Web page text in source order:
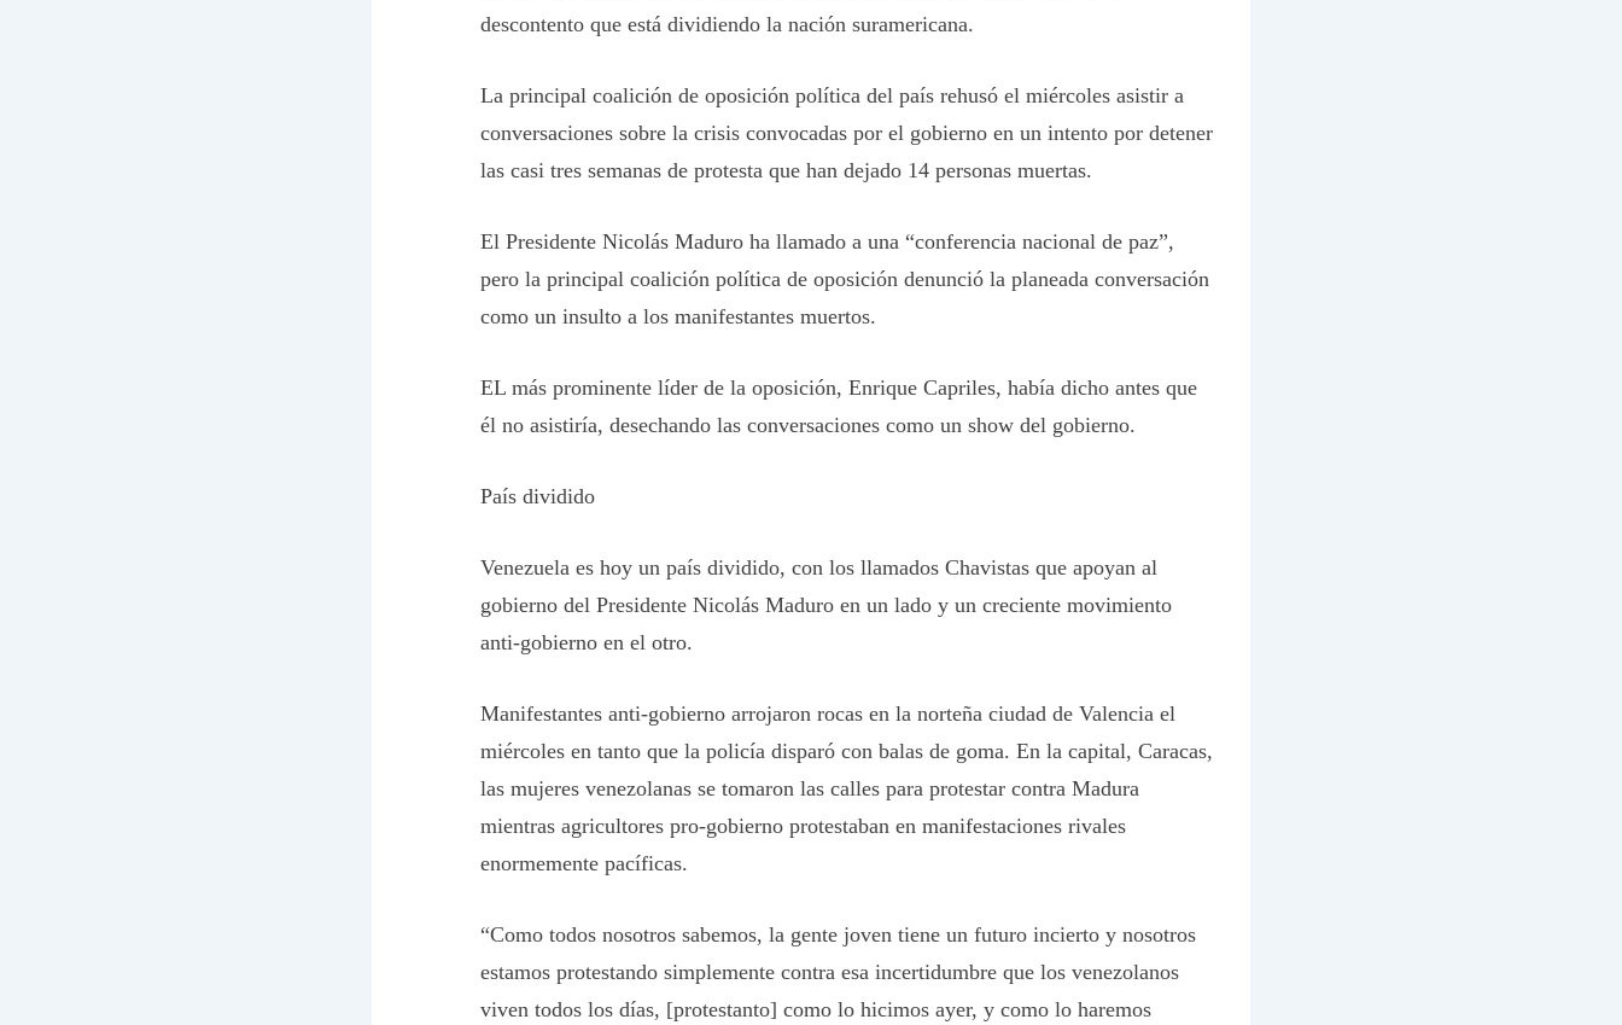
descontento que está dividiendo la nación suramericana.
La principal coalición de oposición política del país rehusó el miércoles asistir a
conversaciones sobre la crisis convocadas por el gobierno en un intento por detener
las casi tres semanas de protesta que han dejado 14 personas muertas.
El Presidente Nicolás Maduro ha llamado a una “conferencia nacional de paz”,
pero la principal coalición política de oposición denunció la planeada conversación
como un insulto a los manifestantes muertos.
EL más prominente líder de la oposición, Enrique Capriles, había dicho antes que
él no asistiría, desechando las conversaciones como un show del gobierno.
País dividido
Venezuela es hoy un país dividido, con los llamados Chavistas que apoyan al
gobierno del Presidente Nicolás Maduro en un lado y un creciente movimiento
anti-gobierno en el otro.
Manifestantes anti-gobierno arrojaron rocas en la norteña ciudad de Valencia el
miércoles en tanto que la policía disparó con balas de goma. En la capital, Caracas,
las mujeres venezolanas se tomaron las calles para protestar contra Madura
mientras agricultores pro-gobierno protestaban en manifestaciones rivales
enormemente pacíficas.
“Como todos nosotros sabemos, la gente joven tiene un futuro incierto y nosotros
estamos protestando simplemente contra esa incertidumbre que los venezolanos
viven todos los días, [protestanto] como lo hicimos ayer, y como lo haremos